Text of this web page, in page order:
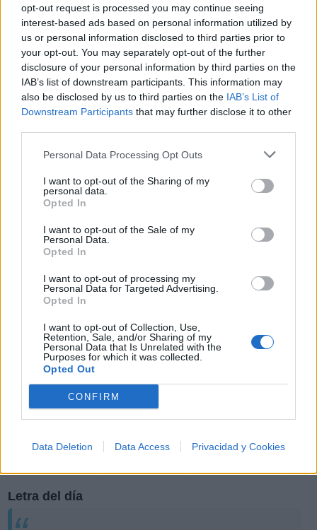
opt-out request is processed you may continue seeing
interest-based ads based on personal information utilized by
us or personal information disclosed to third parties prior to
your opt-out. You may separately opt-out of the further
disclosure of your personal information by third parties on the
IAB’s list of downstream participants. This information may
also be disclosed by us to third parties on the IAB’s List of
Downstream Participants that may further disclose it to other
Personal Data Processing Opt Outs
I want to opt-out of the Sharing of my
personal data.
Opted In
I want to opt-out of the Sale of my
Personal Data.
Opted In
I want to opt-out of processing my
Personal Data for Targeted Advertising.
Opted In
I want to opt-out of Collection, Use,
Retention, Sale, and/or Sharing of my
Personal Data that Is Unrelated with the
Purposes for which it was collected.
Opted Out
CONFIRM
Data Deletion Data Access Privacidad y Cookies
Añadir un comentario ...
esta colección para tu próxima noche estrellada!
✨⭐
Letras Top Artistas Playlists
B C D E F G H I J K
N O P Q R S T U V W X
Más Música
Puntúa a diferentes cantantes y grupos para establecer
Letra del día